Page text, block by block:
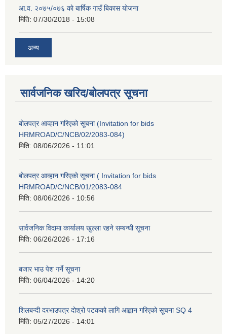
आ.व. २०७५/०७६ काे बार्षिक गाउँ बिकास योजना
मिति: 07/30/2018 - 15:08
अन्य
सार्वजनिक खरिद/बोलपत्र सूचना
बोलपत्र आव्हान गरिएको सूचना (Invitation for bids
HRMROAD/C/NCB/02/2083-084)
मिति: 08/06/2026 - 11:01
बोलपत्र आव्हान गरिएको सूचना ( Invitation for bids
HRMROAD/C/NCB/01/2083-084
मिति: 08/06/2026 - 10:56
सार्वजनिक विदामा कार्यालय खुल्ला रहने सम्बन्धी सूचना
मिति: 06/26/2026 - 17:16
बजार भाउ पेश गर्ने सूचना
मिति: 06/04/2026 - 14:20
शिलबन्दी दरभाउपत्र दोश्रो पटकको लागि आह्वान गरिएको सूचना SQ 4
मिति: 05/27/2026 - 14:01